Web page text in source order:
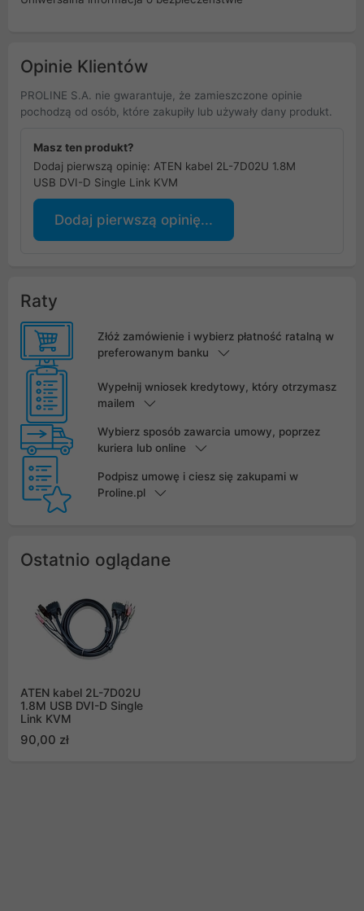
Opinie Klientów
PROLINE S.A. nie gwarantuje, że zamieszczone opinie
pochodzą od osób, które zakupiły lub używały dany produkt.
Masz ten produkt?
Dodaj pierwszą opinię: ATEN kabel 2L-7D02U 1.8M
USB DVI-D Single Link KVM
Dodaj pierwszą opinię...
Raty
Złóż zamówienie i wybierz płatność ratalną w
preferowanym banku
Wypełnij wniosek kredytowy, który otrzymasz
mailem
Wybierz sposób zawarcia umowy, poprzez
kuriera lub online
Podpisz umowę i ciesz się zakupami w
Proline.pl
Ostatnio oglądane
ATEN kabel 2L-7D02U
1.8M USB DVI-D Single
Link KVM
90,00 zł